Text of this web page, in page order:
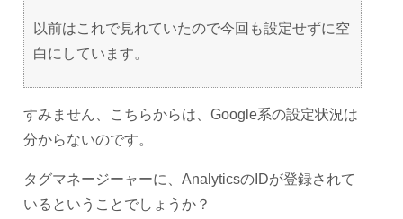
以前はこれで見れていたので今回も設定せずに空
白にしています。
すみません、こちらからは、Google系の設定状況は
分からないのです。
タグマネージーャーに、AnalyticsのIDが登録されて
いるということでしょうか？